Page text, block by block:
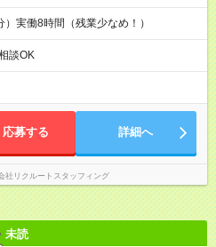
実働8時間（残業少なめ！）
談OK
応募する 詳細へ
社リクルートスタッフィング
未読